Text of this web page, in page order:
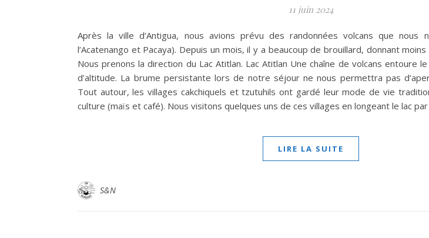
11 juin 2024
Après la ville d’Antigua, nous avions prévu des randonnées volcans que
l’Acatenango et Pacaya). Depuis un mois, il y a beaucoup de brouillard, donnant
Nous prenons la direction du Lac Atitlan. Lac Atitlan Une chaîne de volcans entoure
d’altitude. La brume persistante lors de notre séjour ne nous permettra pas
Tout autour, les villages cakchiquels et tzutuhils ont gardé leur mode de vie
culture (maïs et café). Nous visitons quelques uns de ces villages en longeant le lac
LIRE LA SUITE
S&N